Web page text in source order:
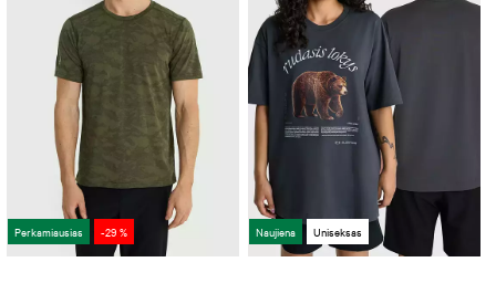
Perkamiausias -29 % Naujiena Uniseksas